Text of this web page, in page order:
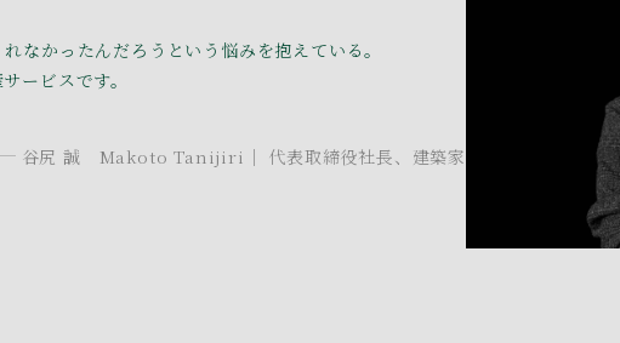
なかったんだろうという悩みを抱えている。
ービスです。
谷尻 誠 Makoto Tanijiri ｜ 代表取締役社長、建築家